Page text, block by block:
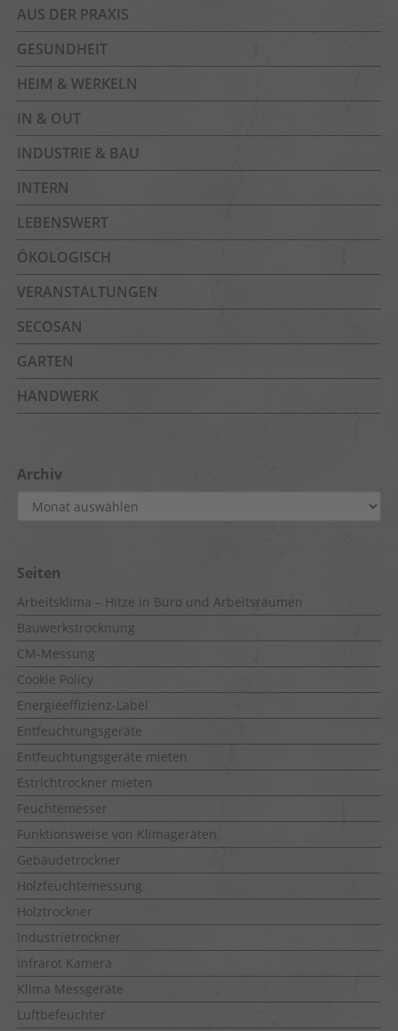
AUS DER PRAXIS
GESUNDHEIT
HEIM & WERKELN
IN & OUT
INDUSTRIE & BAU
INTERN
LEBENSWERT
ÖKOLOGISCH
VERANSTALTUNGEN
SECOSAN
GARTEN
HANDWERK
Archiv
Archiv
Seiten
Arbeitsklima – Hitze in Büro und Arbeitsräumen
Bauwerkstrocknung
CM-Messung
Cookie Policy
Energieeffizienz-Label
Entfeuchtungsgeräte
Entfeuchtungsgeräte mieten
Estrichtrockner mieten
Feuchtemesser
Funktionsweise von Klimageräten
Gebäudetrockner
Holzfeuchtemessung
Holztrockner
Industrietrockner
Infrarot Kamera
Klima Messgeräte
Luftbefeuchter